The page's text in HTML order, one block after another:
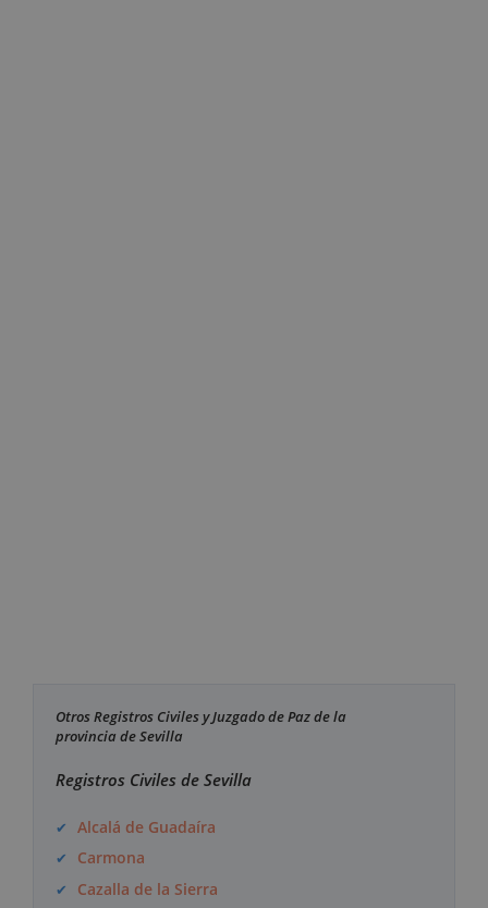
Otros Registros Civiles y Juzgado de Paz de la
provincia de Sevilla
Registros Civiles de Sevilla
Alcalá de Guadaíra
Carmona
Cazalla de la Sierra